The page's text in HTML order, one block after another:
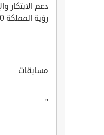
دعم الابتكار
رؤية المملكة 2030.
مسابقات
"